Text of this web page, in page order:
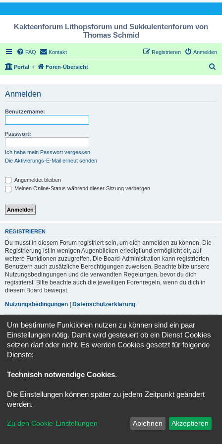
Kakteenforum Lithopsforum und Sukkulentenforum von
Thomas Schmid
FAQ Kontakt Anmelden
Registrieren
Portal Foren-Übersicht
h
Anmelden
Benutzername:
Passwort:
Ich habe mein Passwort vergessen
Die Aktivierungs-E-Mail erneut senden
Angemeldet bleiben
Meinen Online-Status während dieser Sitzung verbergen
REGISTRIEREN
Du musst in diesem Forum registriert sein, um dich anmelden zu können. Die
Registrierung ist in wenigen Augenblicken erledigt und ermöglicht dir, auf
weitere Funktionen zuzugreifen. Die Board-Administration kann registrierten
Benutzern auch zusätzliche Berechtigungen zuweisen. Beachte bitte unsere
Nutzungsbedingungen und die verwandten Regelungen, bevor du dich
registrierst. Bitte beachte auch die jeweiligen Forenregeln, wenn du dich in
diesem Board bewegst.
Nutzungsbedingungen
Datenschutzerklärung
Registrieren
Portal
Powered byphpBB ® Forum Software © phpBB Limited
Um bestimmte Funktionen nutzen zu können sind ein paar
Einstellungen nötig. Damit wird gesteuert ob ein Dienst Cookies
setzen darf oder nicht. Es werden Cookies gesetzt für folgende
Dienste:
Technisch notwendige Cookies.
Die Einstellungen können später zu jedem Zeitpunkt geändert
werden.
Zu den Cookie-Einstellungen Ablehnen Akzeptieren